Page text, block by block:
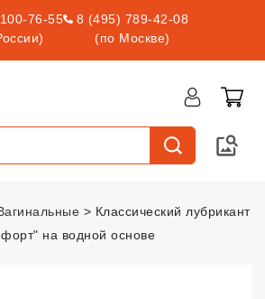
76-55
8 (495) 789-42-08
(по Москве)
Классический лубрикант
на водной основе